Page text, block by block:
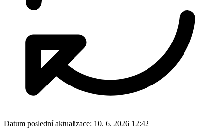
Datum poslední aktualizace: 10. 6. 2026 12:42